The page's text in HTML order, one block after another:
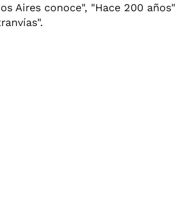
Aires conoce", "Hace 200 años"